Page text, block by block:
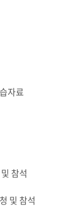
자료
참석
및 참석